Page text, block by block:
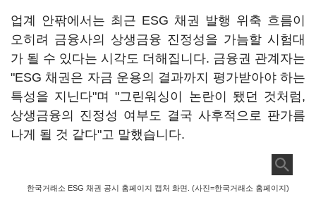
업계 안팎에서는 최근 ESG 채권 발행 위축 흐름이
오히려 금융사의 상생금융 진정성을 가늠할 시험대
가 될 수 있다는 시각도 더해집니다. 금융권 관계자는
"ESG 채권은 자금 운용의 결과까지 평가받아야 하는
특성을 지닌다"며 "그린워싱이 논란이 됐던 것처럼,
상생금융의 진정성 여부도 결국 사후적으로 판가름
나게 될 것 같다"고 말했습니다.
한국거래소 ESG 채권 공시 홈페이지 캡처 화면. (사진=한국거래소 홈페이지)